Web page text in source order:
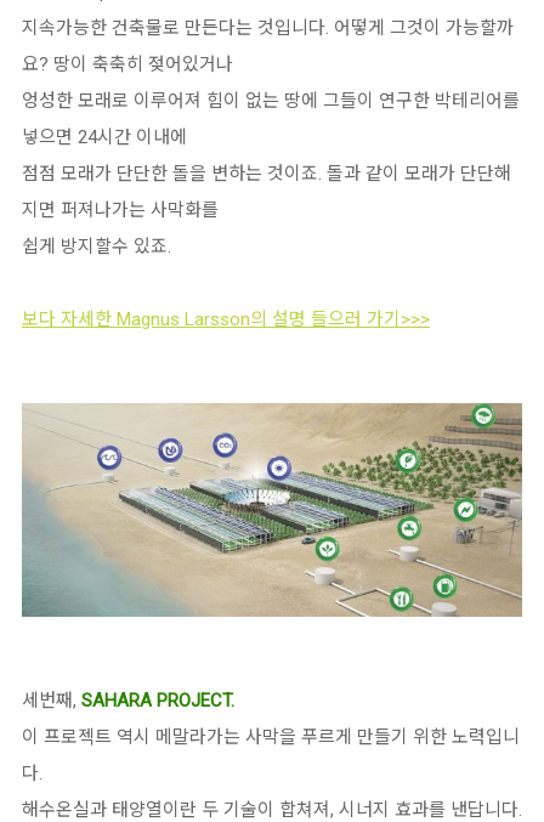
지속가능한 건축물로 만든다는 것입니다. 어떻게 그것이 가능할까
요? 땅이 축축히 젖어있거나
엉성한 모래로 이루어져 힘이 없는 땅에 그들이 연구한 박테리어를
넣으면 24시간 이내에
점점 모래가 단단한 돌을 변하는 것이죠. 돌과 같이 모래가 단단해
지면 퍼져나가는 사막화를
쉽게 방지할수 있죠.
보다 자세한 Magnus Larsson의 설명 들으러 가기>>>
세번째, SAHARA PROJECT.
이 프로젝트 역시 메말라가는 사막을 푸르게 만들기 위한 노력입니
다.
해수온실과 태양열이란 두 기술이 합쳐져, 시너지 효과를 낸답니다.